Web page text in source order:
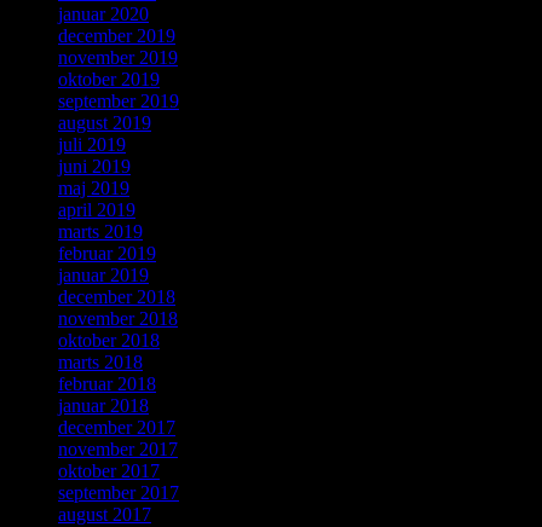
januar 2020
december 2019
november 2019
oktober 2019
september 2019
august 2019
juli 2019
juni 2019
maj 2019
april 2019
marts 2019
februar 2019
januar 2019
december 2018
november 2018
oktober 2018
marts 2018
februar 2018
januar 2018
december 2017
november 2017
oktober 2017
september 2017
august 2017